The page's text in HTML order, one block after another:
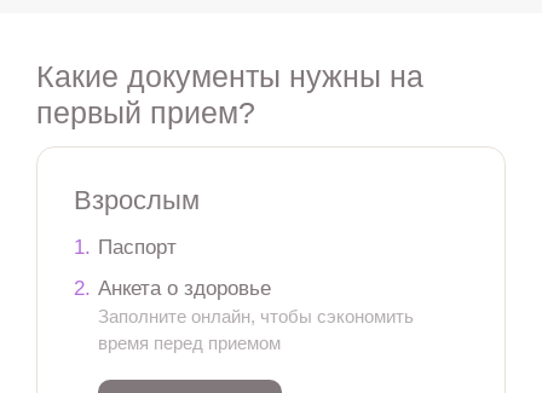
Какие документы нужны на
первый прием?
Взрослым
1. Паспорт
2. Анкета о здоровье
Заполните онлайн, чтобы сэкономить
время перед приемом